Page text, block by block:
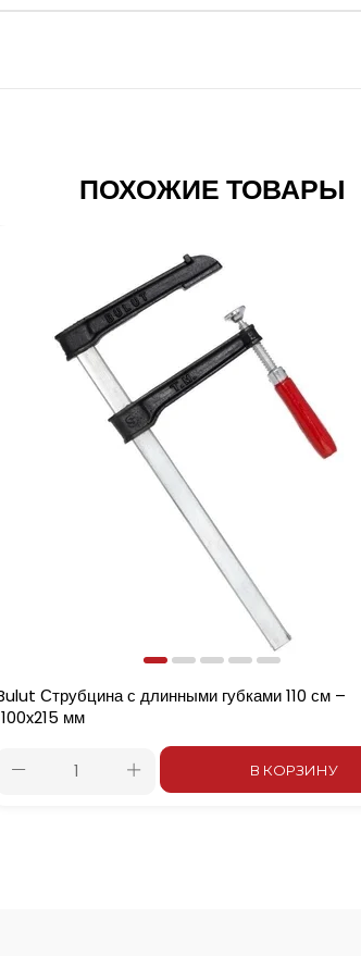
ПОХОЖИЕ ТОВАРЫ
Струбцина с длинными губками 110 см –
мм
В КОРЗИНУ